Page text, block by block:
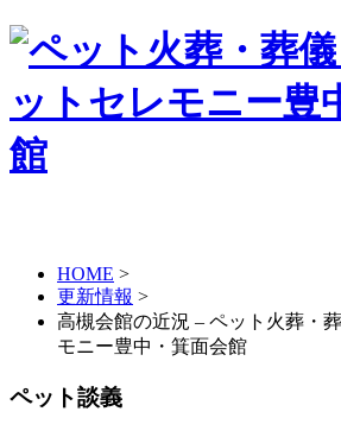
HOME >
更新情報 >
高槻会館の近況 – ペット火葬・
モニー豊中・箕面会館
ペット談義